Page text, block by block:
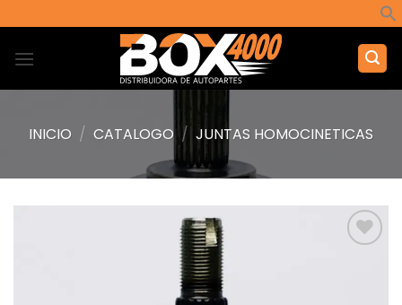
al
contenido
INICIO / CATALOGO / JUNTAS HOMOCINETICAS